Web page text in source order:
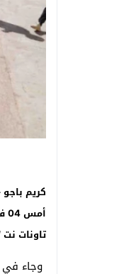
كريم باجو
تاونات نت